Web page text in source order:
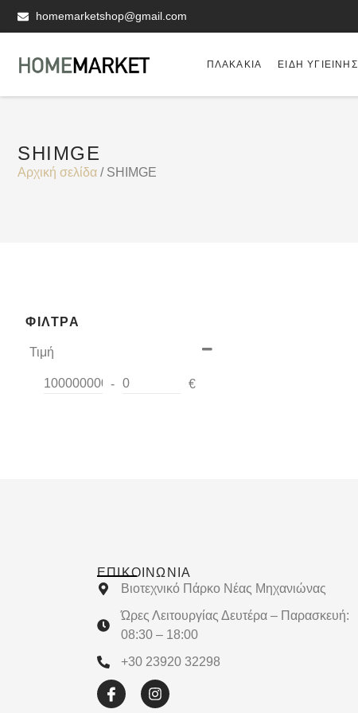
homemarketshop@gmail.com
ΠΛΑΚΆΚΙΑ ΕΊΔΗ ΥΓΙΕΙΝΗΣ
SHIMGE
Αρχική σελίδα / SHIMGE
ΦΊΛΤΡΑ
Τιμή
-
€
ΕΠΙΚΟΙΝΩΝΊΑ
Βιοτεχνικό Πάρκο Νέας Μηχανιώνας
Ώρες Λειτουργίας Δευτέρα – Παρασκευή:
08:30 – 18:00
+30 23920 32298